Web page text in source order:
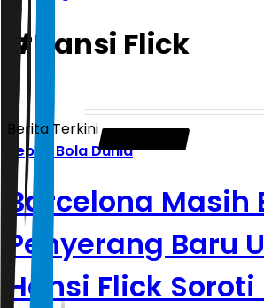
#Hansi Flick
Berita Terkini
Sepak Bola Dunia
Barcelona Masih
Penyerang Baru
Hansi Flick